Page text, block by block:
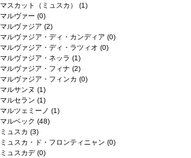
マスカット（ミュスカ） (1)
マルヴァー (0)
マルヴァジア (2)
マルヴァジア・ディ・カンディア (0)
マルヴァジア・ディ・ラツィオ (0)
マルヴァジア・ネッラ (1)
マルヴァジア・フィナ (2)
マルヴァジア・フィンカ (0)
マルサンヌ (1)
マルセラン (1)
マルツェミーノ (1)
マルベック (48)
ミュスカ (3)
ミュスカ・ド・フロンティニャン (0)
ミュスカデ(0)